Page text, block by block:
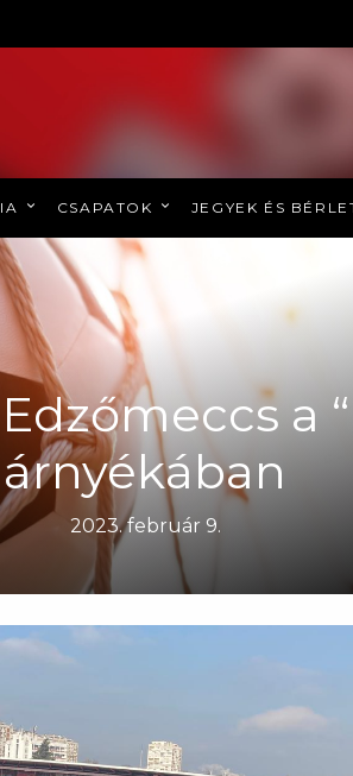
CSAPATOK JEGYEK ÉS
a
árnyékában
2023. február 9.